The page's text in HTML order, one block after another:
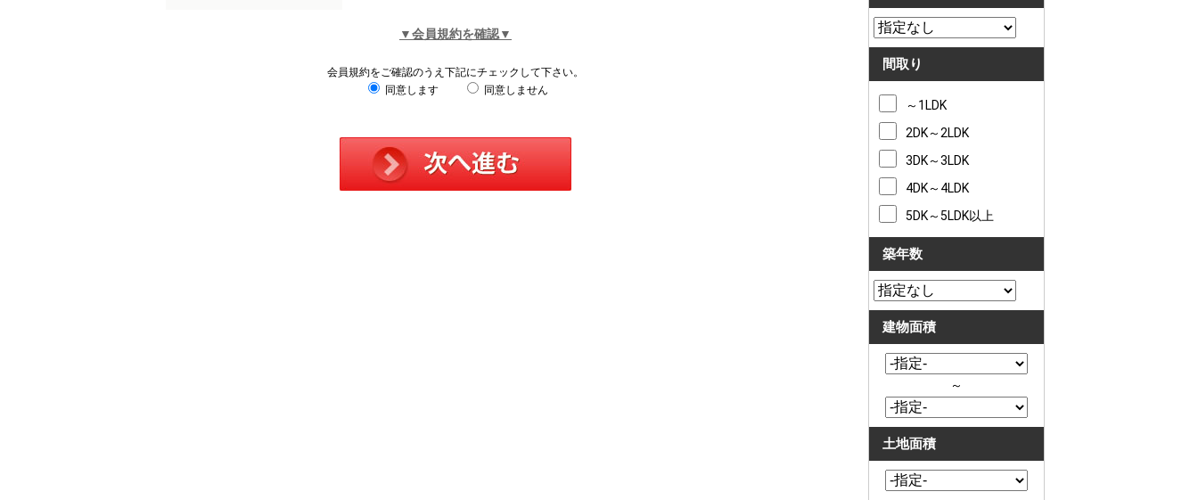
▼会員規約を確認▼
会員規約をご確認のうえ下記にチェックして下さい。
同意します
同意しません
間取り
～1LDK
2DK～2LDK
3DK～3LDK
4DK～4LDK
5DK～5LDK以上
築年数
建物面積
～
土地面積